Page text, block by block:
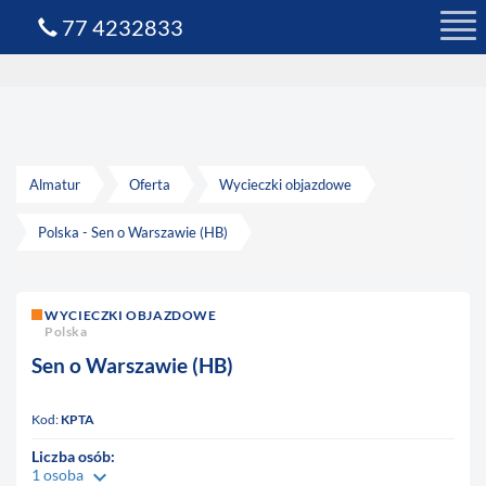
Almatur Oferta Wycieczki objazdowe
Polska - Sen o Warszawie (HB)
WYCIECZKI OBJAZDOWE
Polska
Sen o Warszawie (HB)
Kod: KPTA
Liczba osób:
1 osoba keyboard_arrow_down
77 4232833